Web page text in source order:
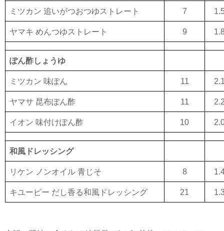
ミツカン 追いがつおつゆストレート 7
ヤマキ めんつゆストレート 9
ぽん酢しょうゆ
ミツカン 味ぽん 11
ヤマサ 昆布ぽん酢 11
イオン 味付けぽん酢 10
和風ドレッシング
リケン ノンオイル 青じそ 8
キユーピー だし香る和風ドレッシング 21